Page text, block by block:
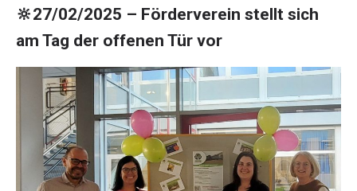
🔆27/02/2025 – Förderverein stellt sich
am Tag der offenen Tür vor